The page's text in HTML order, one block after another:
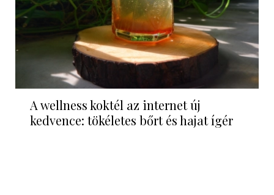
A wellness koktél az internet új
kedvence: tökéletes bőrt és hajat ígér